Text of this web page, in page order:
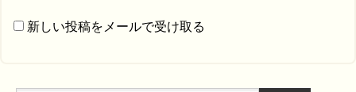
新しい投稿をメールで受け取る